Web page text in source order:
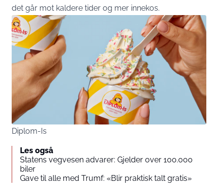
det går mot kaldere tider og mer innekos.
Diplom-Is
Les også
Statens vegvesen advarer: Gjelder over 100.000
biler
Gave til alle med Trumf: «Blir praktisk talt gratis»